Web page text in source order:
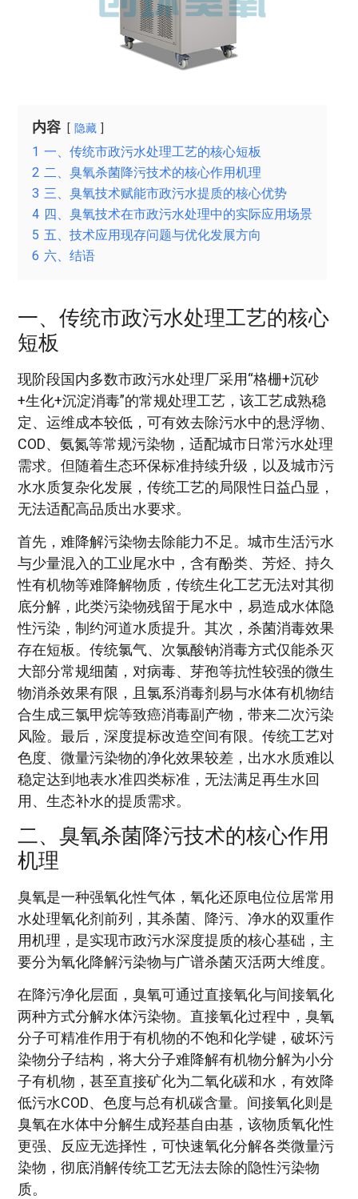
内容 隐藏
1 一、传统市政污水处理工艺的核心短板
2 二、臭氧杀菌降污技术的核心作用机理
3 三、臭氧技术赋能市政污水提质的核心优势
4 四、臭氧技术在市政污水处理中的实际应用场景
5 五、技术应用现存问题与优化发展方向
6 六、结语
一、传统市政污水处理工艺的核心
短板
现阶段国内多数市政污水处理厂采用“格栅+沉砂
+生化+沉淀消毒”的常规处理工艺，该工艺成熟稳
定、运维成本较低，可有效去除污水中的悬浮物、
COD、氨氮等常规污染物，适配城市日常污水处理
需求。但随着生态环保标准持续升级，以及城市污
水水质复杂化发展，传统工艺的局限性日益凸显，
无法适配高品质出水要求。
首先，难降解污染物去除能力不足。城市生活污水
与少量混入的工业尾水中，含有酚类、芳烃、持久
性有机物等难降解物质，传统生化工艺无法对其彻
底分解，此类污染物残留于尾水中，易造成水体隐
性污染，制约河道水质提升。其次，杀菌消毒效果
存在短板。传统氯气、次氯酸钠消毒方式仅能杀灭
大部分常规细菌，对病毒、芽孢等抗性较强的微生
物消杀效果有限，且氯系消毒剂易与水体有机物结
合生成三氯甲烷等致癌消毒副产物，带来二次污染
风险。最后，深度提标改造空间有限。传统工艺对
色度、微量污染物的净化效果较差，出水水质难以
稳定达到地表水准四类标准，无法满足再生水回
用、生态补水的提质需求。
二、臭氧杀菌降污技术的核心作用
机理
臭氧是一种强氧化性气体，氧化还原电位位居常用
水处理氧化剂前列，其杀菌、降污、净水的双重作
用机理，是实现市政污水深度提质的核心基础，主
要分为氧化降解污染物与广谱杀菌灭活两大维度。
在降污净化层面，臭氧可通过直接氧化与间接氧化
两种方式分解水体污染物。直接氧化过程中，臭氧
分子可精准作用于有机物的不饱和化学键，破坏污
染物分子结构，将大分子难降解有机物分解为小分
子有机物，甚至直接矿化为二氧化碳和水，有效降
低污水COD、色度与总有机碳含量。间接氧化则是
臭氧在水体中分解生成羟基自由基，该物质氧化性
更强、反应无选择性，可快速氧化分解各类微量污
染物，彻底消解传统工艺无法去除的隐性污染物
质。